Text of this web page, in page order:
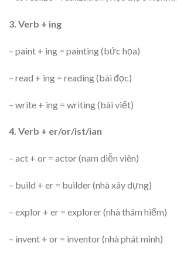
3. Verb + ing
– paint + ing = painting (bức họa)
– read + ing = reading (bài đọc)
– write + ing = writing (bài viết)
4. Verb + er/or/ist/ian
– act + or = actor (nam diễn viên)
– build + er = builder (nhà xây dựng)
– explor + er = explorer (nhà thám hiểm)
– invent + or = inventor (nhà phát minh)